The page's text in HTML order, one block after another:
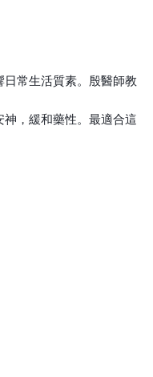
常生活質素。殷醫師教
，緩和藥性。最適合這